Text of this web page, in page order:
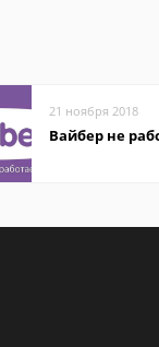
21 ноября 2018
Вайбер не